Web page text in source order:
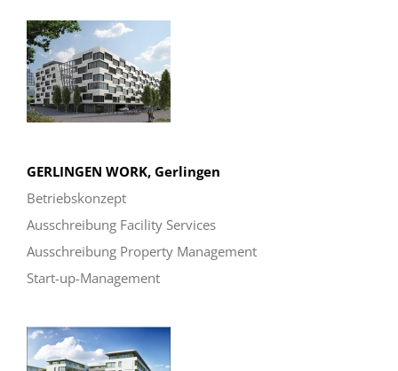
GERLINGEN WORK, Gerlingen
Betriebskonzept
Ausschreibung Facility Services
Ausschreibung Property Management
Start-up-Management